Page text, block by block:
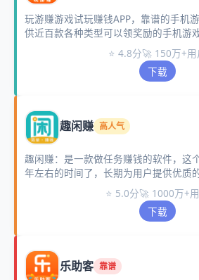
玩游赚游戏试玩赚钱APP，靠谱的手机
供近百款各种类型可以领奖励的手机游
成的快，包括角色扮演等等玩法的游戏
⭐ 4.8分🚀 150万+用
下载
趣闲赚 高人气
趣闲赚：是一款做任务赚钱的软件，这
年左右的时间了，长期为用户提供优质
⭐ 5.0分🚀 1000万+
下载
乐助客 靠谱